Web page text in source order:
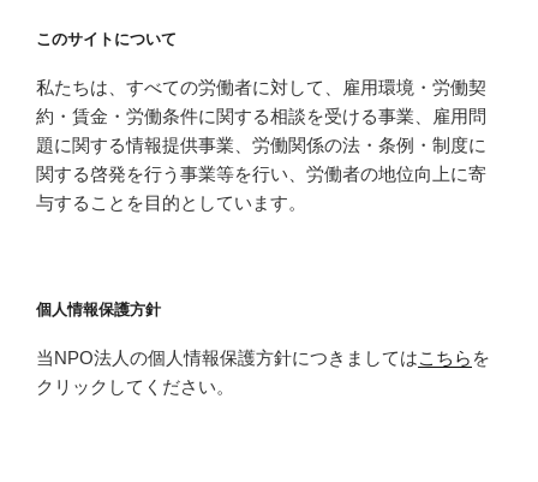
このサイトについて
私たちは、すべての労働者に対して、雇用環境・労働契
約・賃金・労働条件に関する相談を受ける事業、雇用問
題に関する情報提供事業、労働関係の法・条例・制度に
関する啓発を行う事業等を行い、労働者の地位向上に寄
与することを目的としています。
個人情報保護方針
当NPO法人の個人情報保護方針につきましてはこちら を
クリックしてください。